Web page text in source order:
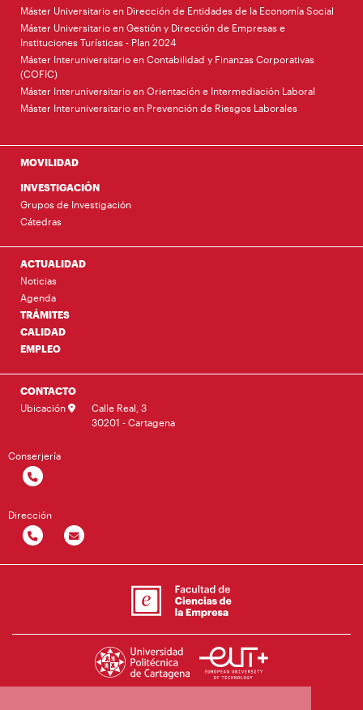
Máster Universitario en Dirección de Entidades de la Economía Social
Máster Universitario en Gestión y Dirección de Empresas e
Instituciones Turísticas - Plan 2024
Máster Interuniversitario en Contabilidad y Finanzas Corporativas
(COFIC)
Máster Interuniversitario en Orientación e Intermediación Laboral
Máster Interuniversitario en Prevención de Riesgos Laborales
MOVILIDAD
INVESTIGACIÓN
Grupos de Investigación
Cátedras
ACTUALIDAD
Noticias
Agenda
TRÁMITES
CALIDAD
EMPLEO
CONTACTO
Ubicación
Calle Real, 3
30201 - Cartagena
Conserjería
Dirección